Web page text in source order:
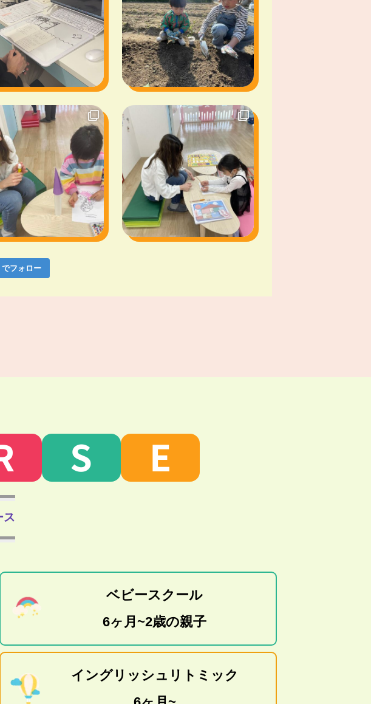
フォロー
S E
ス
ベビースクール
6ヶ月~2歳の親子
イングリッシュリトミック